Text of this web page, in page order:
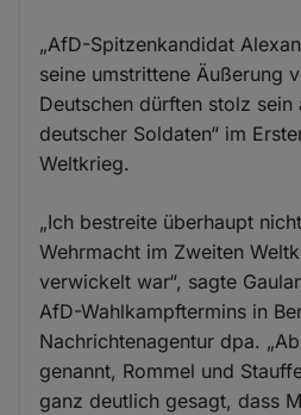
„AfD-Spitzenkandidat
seine umstrittene Äußerung
Deutschen dürften stolz sein
deutscher Soldaten“ im
Weltkrieg.
„Ich bestreite überhaupt
Wehrmacht im Zweiten
verwickelt war“, sagte
AfD-Wahlkampftermins in
Nachrichtenagentur dpa.
genannt, Rommel und
ganz deutlich gesagt, dass